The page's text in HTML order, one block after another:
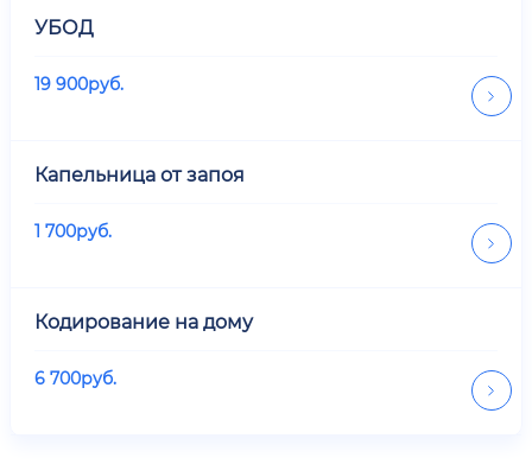
УБОД
19 900руб.
Капельница от запоя
1 700руб.
Кодирование на дому
6 700руб.